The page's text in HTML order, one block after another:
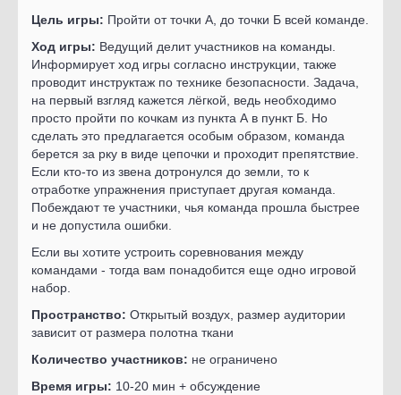
Цель игры: Пройти от точки А, до точки Б всей команде.
Ход игры: Ведущий делит участников на команды.
Информирует ход игры согласно инструкции, также
проводит инструктаж по технике безопасности. Задача,
на первый взгляд кажется лёгкой, ведь необходимо
просто пройти по кочкам из пункта А в пункт Б. Но
сделать это предлагается особым образом, команда
берется за рку в виде цепочки и проходит препятствие.
Если кто-то из звена дотронулся до земли, то к
отработке упражнения приступает другая команда.
Побеждают те участники, чья команда прошла быстрее
и не допустила ошибки.
Если вы хотите устроить соревнования между
командами - тогда вам понадобится еще одно игровой
набор.
Пространство: Открытый воздух, размер аудитории
зависит от размера полотна ткани
Количество участников: не ограничено
Время игры: 10-20 мин + обсуждение